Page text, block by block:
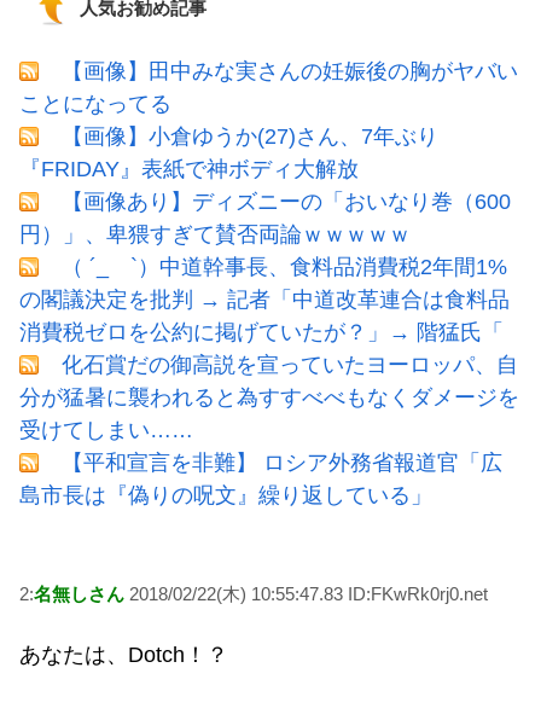
人気お勧め記事
【画像】田中みな実さんの妊娠後の胸がヤバい
ことになってる
【画像】小倉ゆうか(27)さん、7年ぶり
『FRIDAY』表紙で神ボディ大解放
【画像あり】ディズニーの「おいなり巻（600
円）」、卑猥すぎて賛否両論ｗｗｗｗｗ
（ ´_ゝ`）中道幹事長、食料品消費税2年間1%
の閣議決定を批判 → 記者「中道改革連合は食料品
消費税ゼロを公約に掲げていたが？」→ 階猛氏「
化石賞だの御高説を宣っていたヨーロッパ、自
分が猛暑に襲われると為すすべべもなくダメージを
受けてしまい……
【平和宣言を非難】 ロシア外務省報道官「広
島市長は『偽りの呪文』繰り返している」
2:名無しさん 2018/02/22(木) 10:55:47.83 ID:FKwRk0rj0.net
あなたは、Dotch！？